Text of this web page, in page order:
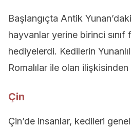
Başlangıçta Antik
hayvanlar yerine birinci
hediyelerdi. Kedilerin
Romalılar ile olan
Çin
Çin’de insanlar, kedileri